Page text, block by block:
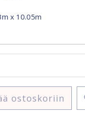
x 10.05m
ostoskoriin